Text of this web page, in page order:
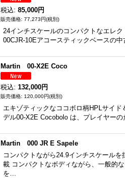
77,273円(税別)
税込: 85,000円
24インチスケールのコンパクトなエレ
00CJR-10Eアコースティックベースの
Martin 00-X2E Coco
120,000円(税別)
税込: 132,000円
エキゾティックなココボロ柄HPLサイ
デル00-X2E Cocobolo は、プレイヤー
Martin 000 JR E Sapele
コンパクトながら24.9インチスケール
載 コンパクトなボディながら、一般的
を…